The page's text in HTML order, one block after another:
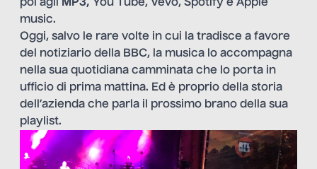
poi agli MP3, You Tube, Vevo, Spotify e Apple
music.
Oggi, salvo le rare volte in cui la tradisce a favore
del notiziario della BBC, la musica lo accompagna
nella sua quotidiana camminata che lo porta in
ufficio di prima mattina. Ed è proprio della storia
dell’azienda che parla il prossimo brano della sua
playlist.